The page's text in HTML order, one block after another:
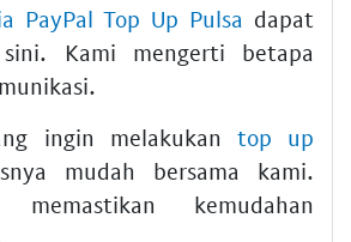
PayPal Top Up Pulsa dapat
Kami mengerti betapa
ingin melakukan top up
mudah bersama kami.
memastikan kemudahan